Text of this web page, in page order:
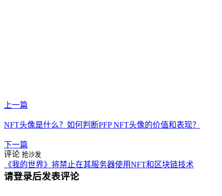
上一篇
NFT头像是什么？如何判断PFP NFT头像的价值和表现？
下一篇
《我的世界》将禁止在其服务器使用NFT和区块链技术
评论 抢沙发
请登录后发表评论